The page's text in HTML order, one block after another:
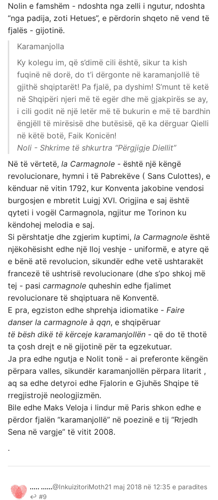
Nolin e famshëm - ndoshta nga zelli i ngutur, ndoshta
“nga padija, zoti Hetues”, e përdorin shqeto në vend të
fjalës - gijotinë.
Karamanjolla
Ky kolegu im, që s’dimë cili është, sikur ta kish
fuqinë në dorë, do t’i dërgonte në karamanjollë të
gjithë shqiptarët! Pa fjalë, pa dyshim! S’munt të ketë
në Shqipëri njeri më të egër dhe më gjakpirës se ay,
i cili godit në një letër më të bukurin e më të bardhin
ëngjëll të mirësisë dhe butësisë, që ka dërguar Qielli
në këtë botë, Faik Konicën!
Noli - Shkrime të shkurtra “Përgjigje Diellit”
Në të vërtetë, la Carmagnole - është një këngë
revolucionare, hymni i të Pabrekëve ( Sans Culottes), e
kënduar në vitin 1792, kur Konventa jakobine vendosi
burgosjen e mbretit Luigj XVI. Origjina e saj është
qyteti i vogël Carmagnola, ngjitur me Torinon ku
këndohej melodia e saj.
Si përshtatje dhe zgjerim kuptimi, la Carmagnole është
njëkohësisht edhe një lloj veshje - uniformë, e atyre që
e bënë atë revolucion, sikundër edhe vetë ushtarakët
francezë të ushtrisë revolucionare (dhe s’po shkoj më
tej - pasi carmagnole quheshin edhe fjalimet
revolucionare të shqiptuara në Konventë.
E pra, egziston edhe shprehja idiomatike - Faire
danser la carmagnole à qqn, e shqipëruar
të bësh dikë të kërceje karamanjollën - që do të thotë
ta çosh drejt e në gijotinë për ta egzekutuar.
Ja pra edhe ngutja e Nolit tonë - ai preferonte këngën
përpara valles, sikundër karamanjollën përpara litarit ,
aq sa edhe detyroi edhe Fjalorin e Gjuhës Shqipe të
rregjistrojë neologjizmën.
Bile edhe Maks Veloja i lindur më Paris shkon edhe e
përdor fjalën “karamanjollë” në poezinë e tij “Rrjedh
Sena në vargje” të vitit 2008.
.
..... ......@InkuizitoriMoth21 maj 2018 në 12:35 e paradites
↩ #9